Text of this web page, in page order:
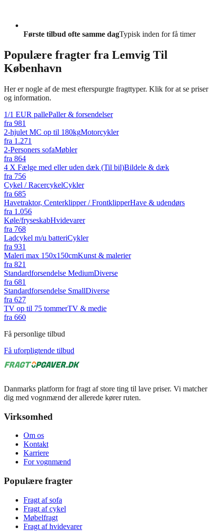
Første tilbud ofte samme dagTypisk inden for få timer
Populære fragter fra Lemvig Til
København
Her er nogle af de mest efterspurgte fragttyper. Klik for at se priser
og information.
1/1 EUR pallePaller & forsendelser
fra 981
2-hjulet MC op til 180kgMotorcykler
fra 1.271
2-Personers sofaMøbler
fra 864
4 X Fælge med eller uden dæk (Til bil)Bildele & dæk
fra 756
Cykel / RacercykelCykler
fra 685
Havetraktor, Centerklipper / FrontklipperHave & udendørs
fra 1.056
Køle/fryseskabHvidevarer
fra 768
Ladcykel m/u batteriCykler
fra 931
Maleri max 150x150cmKunst & malerier
fra 821
Standardforsendelse MediumDiverse
fra 681
Standardforsendelse SmallDiverse
fra 627
TV op til 75 tommerTV & medie
fra 660
Få personlige tilbud
Få uforpligtende tilbud
Danmarks platform for fragt af store ting til lave priser. Vi matcher
dig med vognmænd der allerede kører ruten.
Virksomhed
Om os
Kontakt
Karriere
For vognmænd
Populære fragter
Fragt af sofa
Fragt af cykel
Møbelfragt
Fragt af hvidevarer